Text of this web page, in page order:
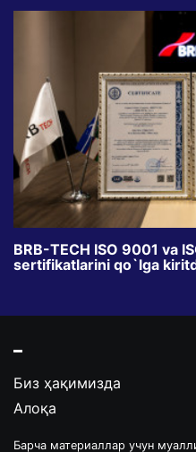
BRB-TECH ISO 9001 va
sertifikatlarini qo`lga
Биз ҳақимизда
Алоқа
Барча материаллар учун